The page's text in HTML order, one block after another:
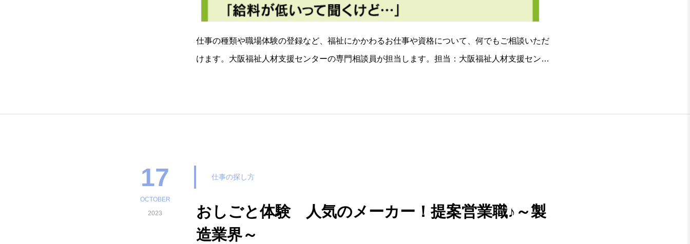
仕事の種類や職場体験の登録など、福祉にかかわるお仕事や資格について、何でもご相談いただ
けます。大阪福祉人材支援センターの専門相談員が担当します。担当：大阪福祉人材支援センタ
17
OCTOBER
2023
仕事の探し方
おしごと体験 人気のメーカー！提案営業職♪～製
造業界～